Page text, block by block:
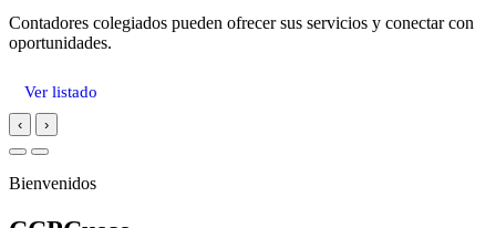
Contadores colegiados pueden ofrecer sus servicios y conectar con
oportunidades.
Ver listado
‹ ›
Bienvenidos